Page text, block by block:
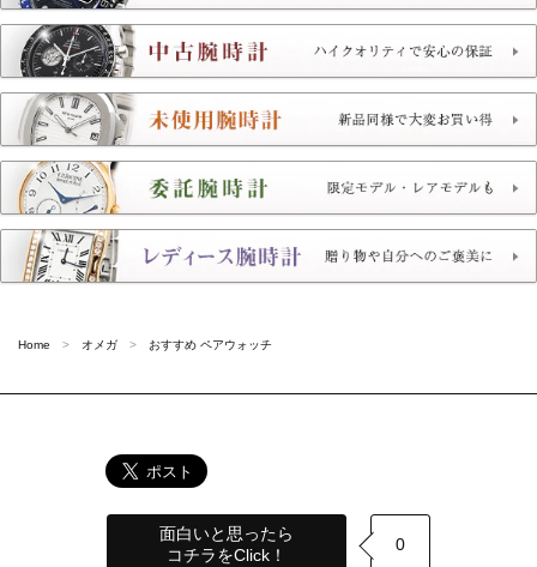
Home オメガ おすすめ ペアウォッチ
面白いと思ったら
コチラをClick！
0